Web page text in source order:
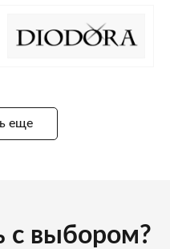
еще
с выбором?